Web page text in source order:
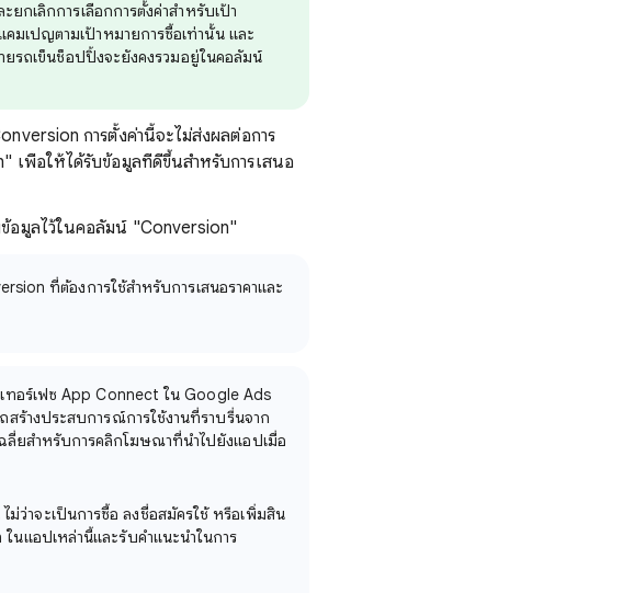
กเลิกการเลือกการตั้งค่าสําหรับเป้า
มเปญตามเป้าหมายการซื้อเท่านั้น และ
ยรถเข็นช็อปปิ้งจะยังคงรวมอยู่ในคอลัมน์
การตั้งค่านี้จะไม่ส่งผลต่อการ
เพื่อให้ได้รับข้อมูลที่ดีขึ้นสำหรับการเสนอ
อมูลไว้ในคอลัมน์ "Conversion"
ที่ต้องการใช้สําหรับการเสนอราคาและ
เทอร์เฟซ App Connect ใน Google Ads
สร้างประสบการณ์การใช้งานที่ราบรื่นจาก
ฉลี่ยสำหรับการคลิกโฆษณาที่นำไปยังแอปเมื่อ
ว่าจะเป็นการซื้อ ลงชื่อสมัครใช้ หรือเพิ่มสิน
นแอปเหล่านี้และรับคำแนะนำในการ